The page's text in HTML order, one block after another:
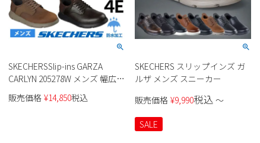
SKECHERSSlip-ins GARZA
CARLYN 205278W メンズ 幅広
防水
販売価格 ¥14,850税込
SKECHERS スリップインズ ガ
ルザ メンズ スニーカー
販売価格 ¥9,990税込 〜
SALE